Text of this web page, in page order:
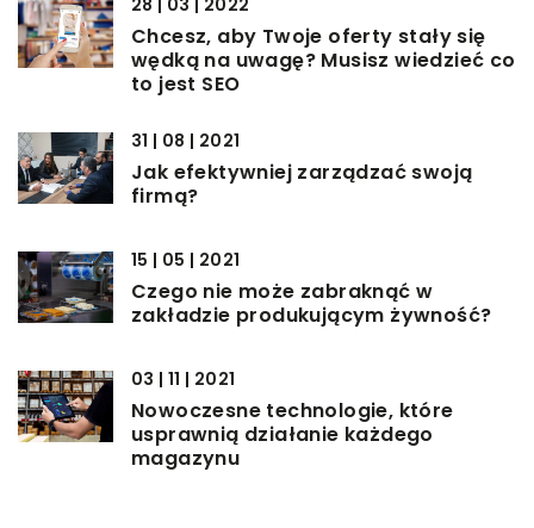
28 | 03 | 2022
Chcesz, aby Twoje oferty stały się
wędką na uwagę? Musisz wiedzieć co
to jest SEO
31 | 08 | 2021
Jak efektywniej zarządzać swoją
firmą?
15 | 05 | 2021
Czego nie może zabraknąć w
zakładzie produkującym żywność?
03 | 11 | 2021
Nowoczesne technologie, które
usprawnią działanie każdego
magazynu